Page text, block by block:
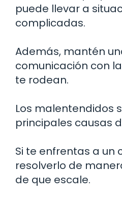
puede llevar a
complicadas.
Además, mantén
comunicación con
te rodean.
Los malentendidos
principales causas
Si te enfrentas a un
resolverlo de
de que escale.